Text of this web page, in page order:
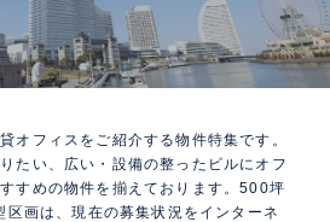
オフィスをご紹介する物件特集です。
たい、広い・設備の整ったビルにオフ
すめの物件を揃えております。500坪
画は、現在の募集状況をインターネ